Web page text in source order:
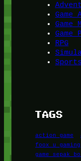
Game
Game
Game
RPG
TAGS
action game
foox u gaming
game sepak